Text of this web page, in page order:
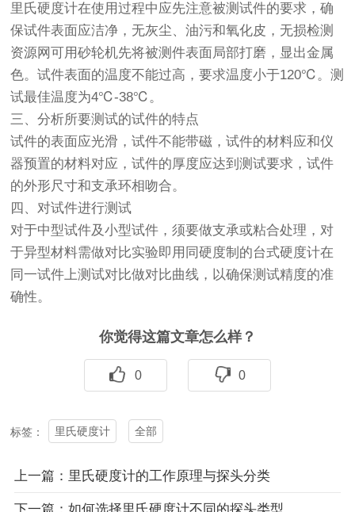
里氏硬度计在使用过程中应先注意被测试件的要求，确
保试件表面应洁净，无灰尘、油污和氧化皮，无损检测
资源网可用砂轮机先将被测件表面局部打磨，显出金属
色。试件表面的温度不能过高，要求温度小于120℃。测
试最佳温度为4℃-38℃。
三、分析所要测试的试件的特点
试件的表面应光滑，试件不能带磁，试件的材料应和仪
器预置的材料对应，试件的厚度应达到测试要求，试件
的外形尺寸和支承环相吻合。
四、对试件进行测试
对于中型试件及小型试件，须要做支承或粘合处理，对
于异型材料需做对比实验即用同硬度制的台式硬度计在
同一试件上测试对比做对比曲线，以确保测试精度的准
确性。
你觉得这篇文章怎么样？
0 0
标签： 里氏硬度计 全部
上一篇：里氏硬度计的工作原理与探头分类